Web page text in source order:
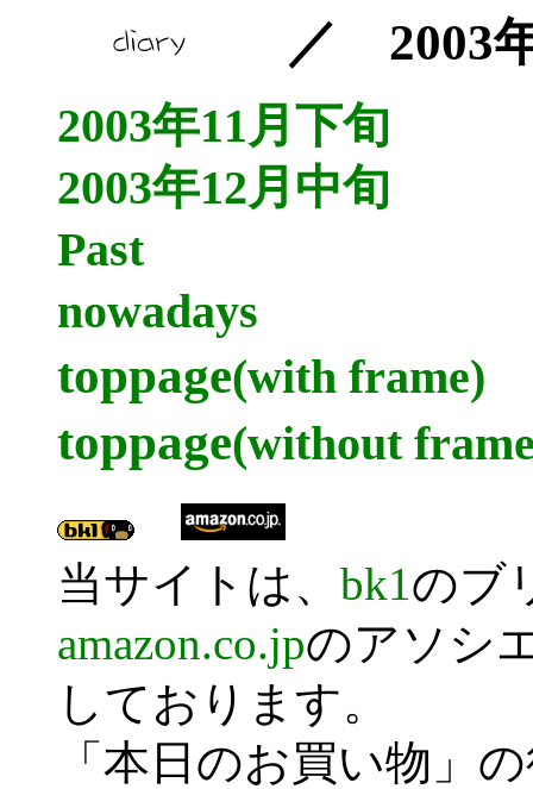
／ 2003
2003年11月下旬
2003年12月中旬
Past
nowadays
toppage(with frame)
toppage(without
当サイトは、 bk1のブ
amazon.co.jpのアソシ
しております。
「本日のお買い物」